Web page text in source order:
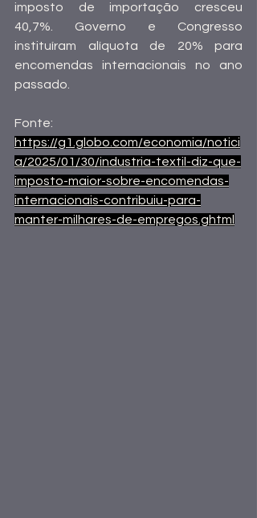
imposto de importação cresceu
40,7%. Governo e Congresso
instituíram alíquota de 20% para
encomendas internacionais no ano
passado.
Fonte:
https://g1.globo.com/economia/notici
a/2025/01/30/industria-textil-diz-que-
imposto-maior-sobre-encomendas-
internacionais-contribuiu-para-
manter-milhares-de-empregos.ghtml